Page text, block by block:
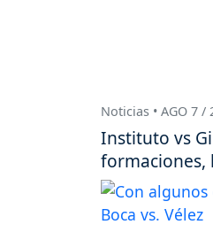
Noticias • AGO 7 /
Instituto vs
formaciones,